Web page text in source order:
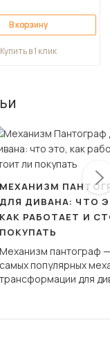
В корзину
Купить в 1 клик
МЕХАНИЗМ
ДЛЯ ДИВАНА: ЧТО
КАК РАБОТАЕТ И
ПОКУПАТЬ
Механизм пантограф
самых популярных
трансформации для
сиденье не